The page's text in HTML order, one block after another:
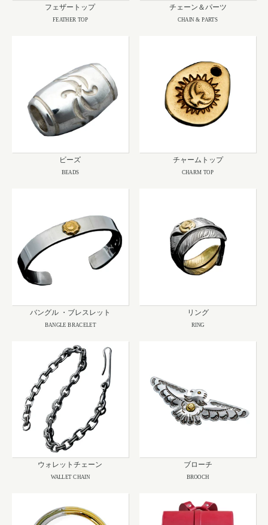
フェザートップ
FEATHER TOP
チェーン＆パーツ
CHAIN & PARTS
ビーズ
BEADS
チャームトップ
CHARM TOP
バングル ・ブレスレット
BANGLE BRACELET
リング
RING
ウォレットチェーン
WALLET CHAIN
ブローチ
BROOCH